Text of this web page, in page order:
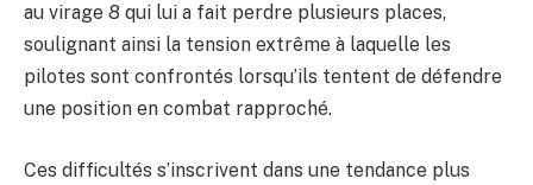
au virage 8 qui lui a fait perdre plusieurs places,
soulignant ainsi la tension extrême à laquelle les
pilotes sont confrontés lorsqu’ils tentent de défendre
une position en combat rapproché.
Ces difficultés s’inscrivent dans une tendance plus